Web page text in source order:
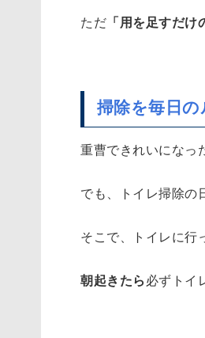
ワ
何
も
し
い
放
て
ただ 「用を足すだ
掃除を毎日
重曹できれいになっ
でも、トイレ掃除の
そこで、トイレに行
朝起きたら必ずトイ